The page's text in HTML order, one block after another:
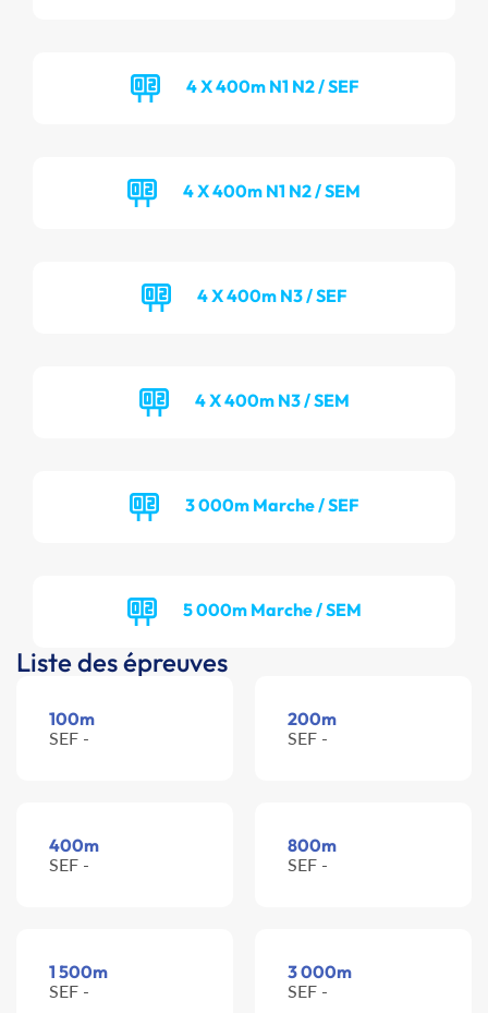
4 X 400m N1 N2 / SEF
4 X 400m N1 N2 / SEM
4 X 400m N3 / SEF
4 X 400m N3 / SEM
3 000m Marche / SEF
5 000m Marche / SEM
Liste des épreuves
100m
SEF -
200m
SEF -
400m
SEF -
800m
SEF -
1 500m
SEF -
3 000m
SEF -